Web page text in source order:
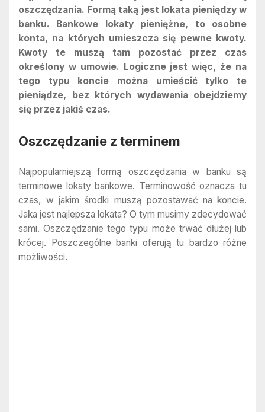
oszczędzania. Formą taką jest lokata pieniędzy w
banku. Bankowe lokaty pieniężne, to osobne
konta, na których umieszcza się pewne kwoty.
Kwoty te muszą tam pozostać przez czas
określony w umowie. Logiczne jest więc, że na
tego typu koncie można umieścić tylko te
pieniądze, bez których wydawania obejdziemy
się przez jakiś czas.
Oszczędzanie z terminem
Najpopularniejszą formą oszczędzania w banku są
terminowe lokaty bankowe. Terminowość oznacza tu
czas, w jakim środki muszą pozostawać na koncie.
Jaka jest najlepsza lokata? O tym musimy zdecydować
sami. Oszczędzanie tego typu może trwać dłużej lub
krócej. Poszczególne banki oferują tu bardzo różne
możliwości.